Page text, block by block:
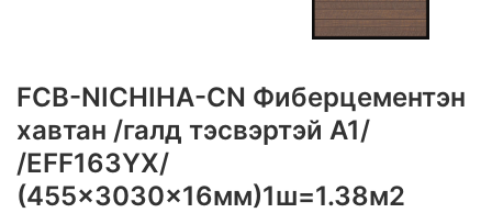
FCB-NICHIHA-CN Фиберцементэн
хавтан /галд тэсвэртэй A1/
/EFF163YX/
(455x3030x16мм)1ш=1.38м2